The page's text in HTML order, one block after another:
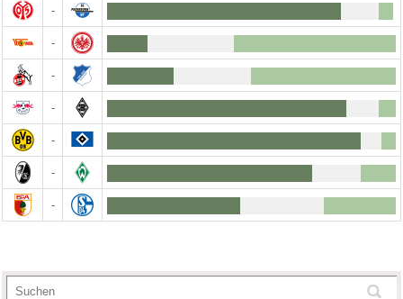
-
-
-
-
-
-
-